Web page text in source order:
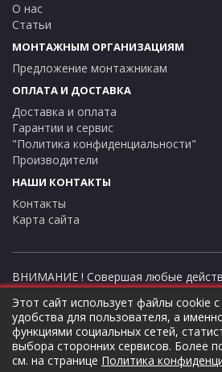
О нас
Статьи
МОНТАЖНЫМ ОРГАНИЗАЦИЯМ
Предложение монтажникам
ОПЛАТА И ДОСТАВКА
Доставка и оплата
Гарантии и сервис
"Политика конфиденциальности"
Производители
НАШИ КОНТАКТЫ
Контакты
Карта сайта
ВНИМАНИЕ ! Совершая любые
thermostock.ru вы соглашаетесь с
конфиденциальности" , в противном
покинуть данный сайт. Цены и
данном сайте в ознакомительных
публичной офертой ни при каких
Этот сайт использует файлы cookie
удобства для пользователя, а
функциями социальных сетей,
выбора сторонних сервисов. Более
см. на странице Политика